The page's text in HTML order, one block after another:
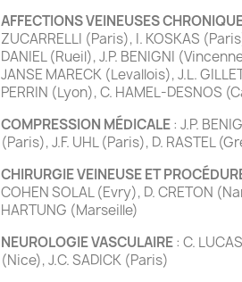
AFFECTIONS VEINEUSES
ZUCARRELLI (Paris), I. KOSKAS
DANIEL (Rueil), J.P. BENIGNI
JANSE MARECK (Levallois), J.L.
PERRIN (Lyon), C. HAMEL-DESNOS
COMPRESSION MÉDICALE: J.P.
(Paris), J.F. UHL (Paris), D. RASTEL
CHIRURGIE VEINEUSE ET
COHEN SOLAL (Evry), D. CRETON
HARTUNG (Marseille)
NEUROLOGIE VASCULAIRE: C.
(Nice), J.C. SADICK (Paris)